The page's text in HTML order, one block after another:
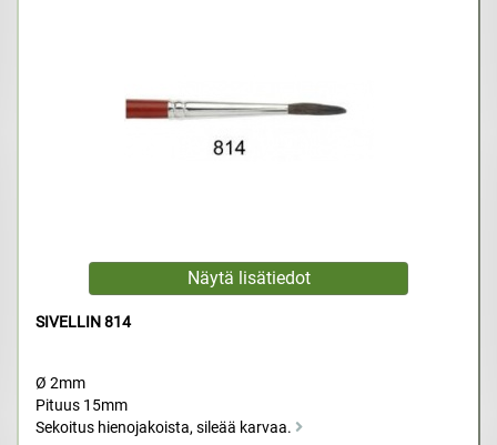
SIVELLIN 814
Ø 2mm
Pituus 15mm
Sekoitus hienojakoista, sileää karvaa.